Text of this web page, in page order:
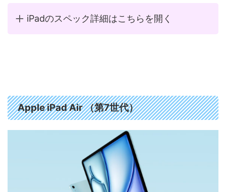
iPadのスペック詳細はこちらを開く
Apple iPad Air （第7世代）